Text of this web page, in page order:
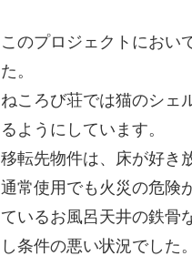
このプロジェクトにおい
た。
ねころび荘では猫のシェ
るようにしています。
移転先物件は、床が好き
通常使用でも火災の危険
ているお風呂天井の鉄骨
し条件の悪い状況でした